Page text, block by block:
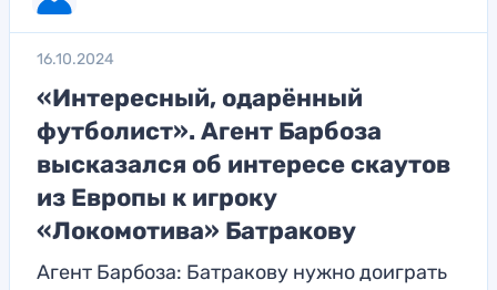
16.10.2024
«Интересный, одарённый
футболист». Агент Барбоза
высказался об интересе скаутов
из Европы к игроку
«Локомотива» Батракову
Агент Барбоза: Батракову нужно доиграть